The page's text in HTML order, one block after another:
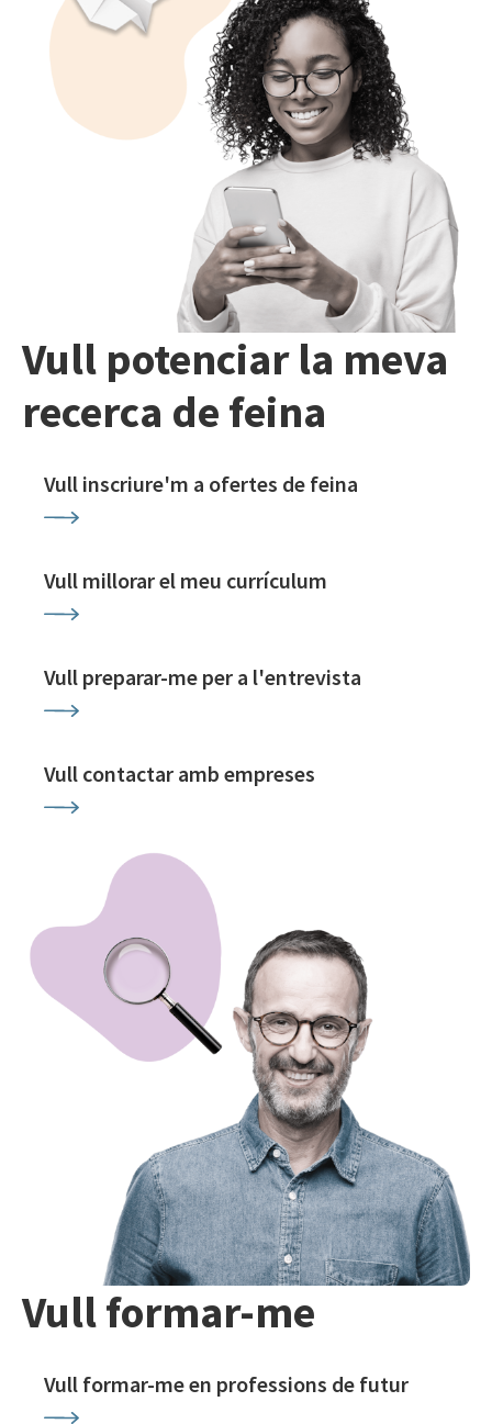
Vull potenciar la meva
recerca de feina
Vull inscriure'm a ofertes de feina
Vull millorar el meu currículum
Vull preparar-me per a l'entrevista
Vull contactar amb empreses
Vull formar-me
Vull formar-me en professions de futur